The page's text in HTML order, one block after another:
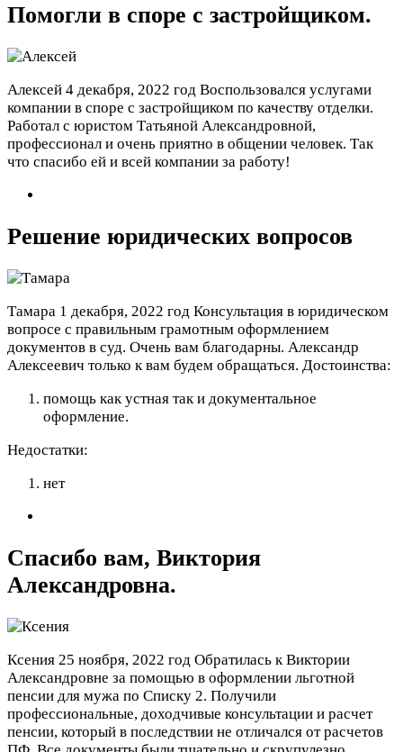
Помогли в споре с застройщиком.
Алексей 4 декабря, 2022 год Воспользовался услугами
компании в споре с застройщиком по качеству отделки.
Работал с юристом Татьяной Александровной,
профессионал и очень приятно в общении человек. Так
что спасибо ей и всей компании за работу!
Решение юридических вопросов
Тамара 1 декабря, 2022 год Консультация в юридическом
вопросе с правильным грамотным оформлением
документов в суд. Очень вам благодарны. Александр
Алексеевич только к вам будем обращаться. Достоинства:
помощь как устная так и документальное
оформление.
Недостатки:
нет
Спасибо вам, Виктория
Александровна.
Ксения 25 ноября, 2022 год Обратилась к Виктории
Александровне за помощью в оформлении льготной
пенсии для мужа по Списку 2. Получили
профессиональные, доходчивые консультации и расчет
пенсии, который в последствии не отличался от расчетов